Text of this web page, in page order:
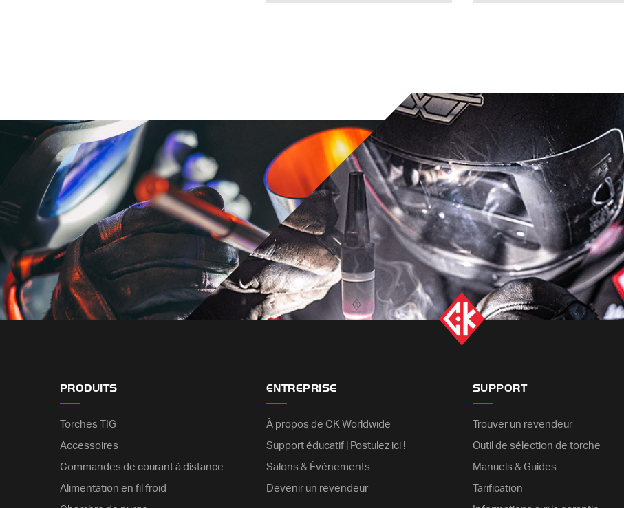
PRODUITS
Torches TIG
Accessoires
Commandes de courant à distance
Alimentation en fil froid
ENTREPRISE
À propos de CK Worldwide
Support éducatif | Postulez ici !
Salons & Événements
Devenir un revendeur
SUPPORT
Trouver un revendeur
Outil de sélection de torche
Manuels & Guides
Tarification